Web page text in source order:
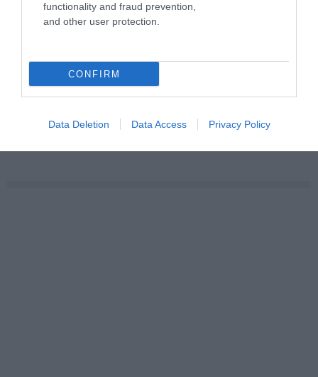
functionality and fraud prevention,
and other user protection.
CONFIRM
Data Deletion Data Access Privacy Policy